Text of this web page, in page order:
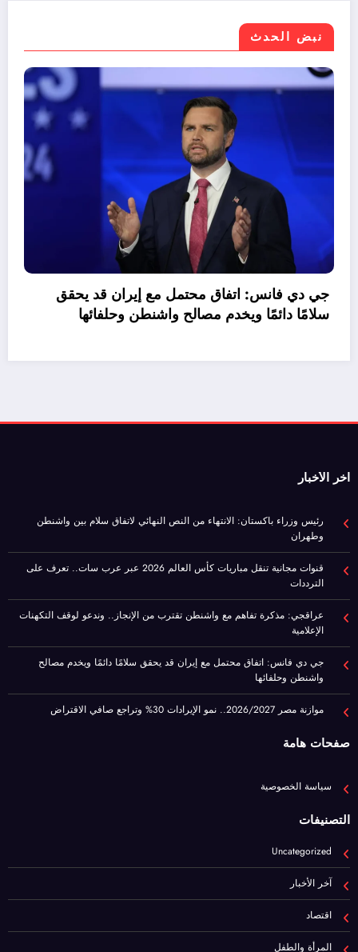
نبض الحدث
وتراجع صافي الاقتراض
عراقجي: مذكرة تفاهم مع واشنطن تقترب من الإنجاز.. وندعو لوقف التكهنات
الإعلامية
جي دي فانس: اتفاق محتمل مع إيران قد يحقق سلامًا دائمًا ويخدم مصالح
واشنطن وحلفائها
موازنة مصر 2026/2027.. نمو الإيرادات 30% وتراجع صافي الاقتراض
صفحات هامة
سياسة الخصوصية
التصنيفات
المرأة والطفل
رياضة